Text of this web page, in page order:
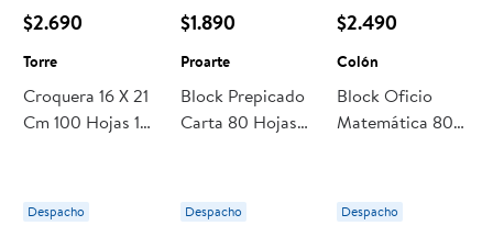
$2.690
Torre
Croquera 16 X 21
Cm 100 Hojas 1
Despacho
$1.890
Proarte
Block Prepicado
Carta 80 Hojas
Despacho
$2.490
Colón
Block Oficio
Matemática 80
Despacho